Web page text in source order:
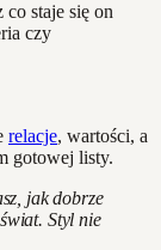
staje się on
czy
relacje, wartości, a
gotowej listy.
jak dobrze
Styl nie